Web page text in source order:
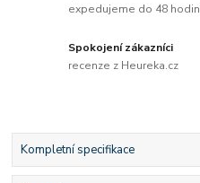
expedujeme do 48 hodin
Spokojení zákazníci
recenze z Heureka.cz
Kompletní specifikace